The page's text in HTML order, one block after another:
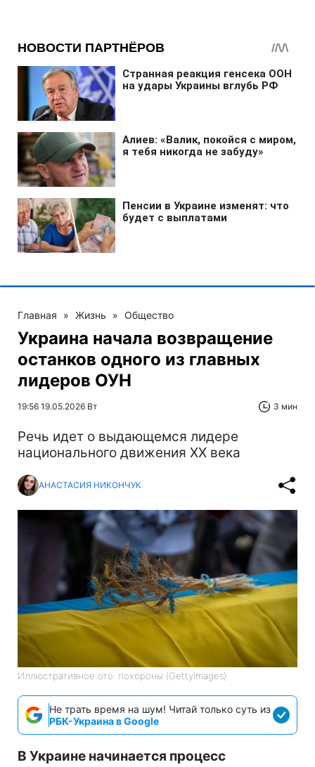
Главная » Жизнь » Общество
Украина начала возвращение
останков одного из главных
лидеров ОУН
19:56 19.05.2026 Вт 3 мин
Речь идет о выдающемся лидере
национального движения XX века
АНАСТАСИЯ НИКОНЧУК
Иллюстративное ото: похороны (GettyImages)
Не трать время на шум! Читай только суть из
РБК-Украина в Google
В Украине начинается процесс